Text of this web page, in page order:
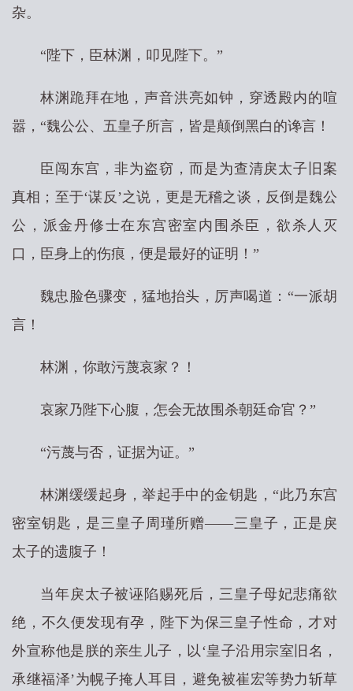
杂。
“陛下，臣林渊，叩见陛下。”
林渊跪拜在地，声音洪亮如钟，穿透殿内的喧
嚣，“魏公公、五皇子所言，皆是颠倒黑白的谗言！
臣闯东宫，非为盗窃，而是为查清戾太子旧案
真相；至于‘谋反’之说，更是无稽之谈，反倒是魏公
公，派金丹修士在东宫密室内围杀臣，欲杀人灭
口，臣身上的伤痕，便是最好的证明！”
魏忠脸色骤变，猛地抬头，厉声喝道：“一派胡
言！
林渊，你敢污蔑哀家？！
哀家乃陛下心腹，怎会无故围杀朝廷命官？”
“污蔑与否，证据为证。”
林渊缓缓起身，举起手中的金钥匙，“此乃东宫
密室钥匙，是三皇子周瑾所赠——三皇子，正是戾
太子的遗腹子！
当年戾太子被诬陷赐死后，三皇子母妃悲痛欲
绝，不久便发现有孕，陛下为保三皇子性命，才对
外宣称他是朕的亲生儿子，以‘皇子沿用宗室旧名，
承继福泽’为幌子掩人耳目，避免被崔宏等势力斩草